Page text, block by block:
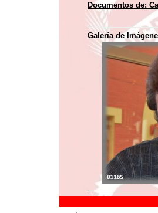
Documentos de:
Galería de